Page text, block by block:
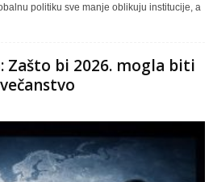
politiku sve manje oblikuju institucije, a
Zašto bi 2026. mogla biti